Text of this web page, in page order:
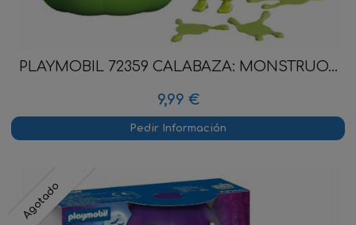
PLAYMOBIL 72359 CALABAZA: MONSTRUO...
9,99 €
Pedir Información
Agotado